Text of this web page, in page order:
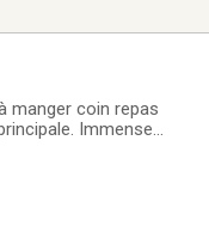
manger coin repas
Immense